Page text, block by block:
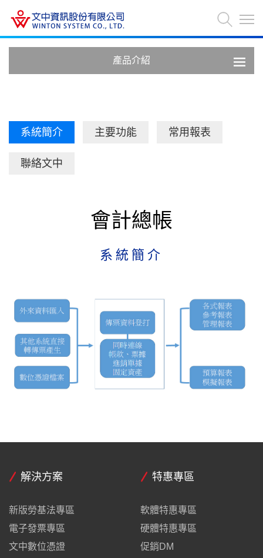
產品介紹
系統簡介 主要功能 常用報表
聯絡文中
會計總帳
系統簡介
解決方案
新版勞基法專區
電子發票專區
文中數位憑證
特惠專區
軟體特惠專區
硬體特惠專區
促銷DM